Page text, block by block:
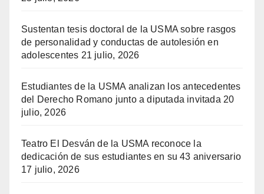
Sustentan tesis doctoral de la USMA sobre rasgos
de personalidad y conductas de autolesión en
adolescentes 21 julio, 2026
Estudiantes de la USMA analizan los antecedentes
del Derecho Romano junto a diputada invitada 20
julio, 2026
Teatro El Desván de la USMA reconoce la
dedicación de sus estudiantes en su 43 aniversario
17 julio, 2026